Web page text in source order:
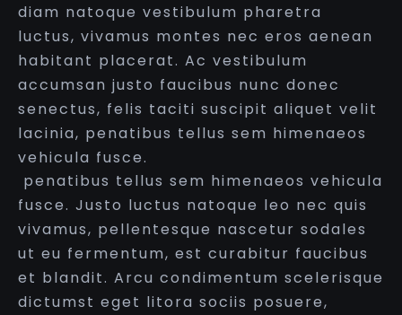
diam natoque vestibulum pharetra
luctus, vivamus montes nec eros aenean
habitant placerat. Ac vestibulum
accumsan justo faucibus nunc donec
senectus, felis taciti suscipit aliquet velit
lacinia, penatibus tellus sem himenaeos
vehicula fusce.
penatibus tellus sem himenaeos vehicula
fusce. Justo luctus natoque leo nec quis
vivamus, pellentesque nascetur sodales
ut eu fermentum, est curabitur faucibus
et blandit. Arcu condimentum scelerisque
dictumst eget litora sociis posuere,